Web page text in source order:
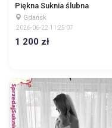
Piękna Suknia ślubna
Gdańsk
2026-06-22 11:25:07
1 200 zł